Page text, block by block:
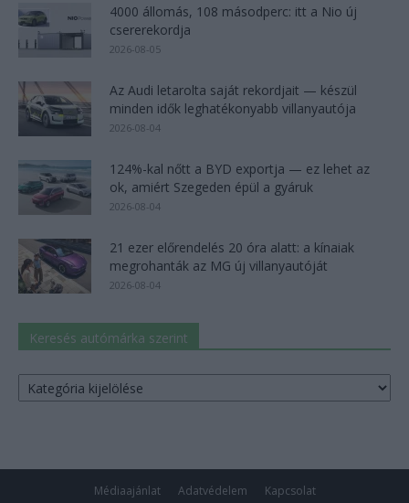
4000 állomás, 108 másodperc: itt a Nio új
csererekordja
2026-08-05
Az Audi letarolta saját rekordjait — készül
minden idők leghatékonyabb villanyautója
2026-08-04
124%-kal nőtt a BYD exportja — ez lehet az
ok, amiért Szegeden épül a gyáruk
2026-08-04
21 ezer előrendelés 20 óra alatt: a kínaiak
megrohanták az MG új villanyautóját
2026-08-04
Keresés autómárka szerint
Keresés
autómárka
Médiaajánlat Adatvédelem Kapcsolat